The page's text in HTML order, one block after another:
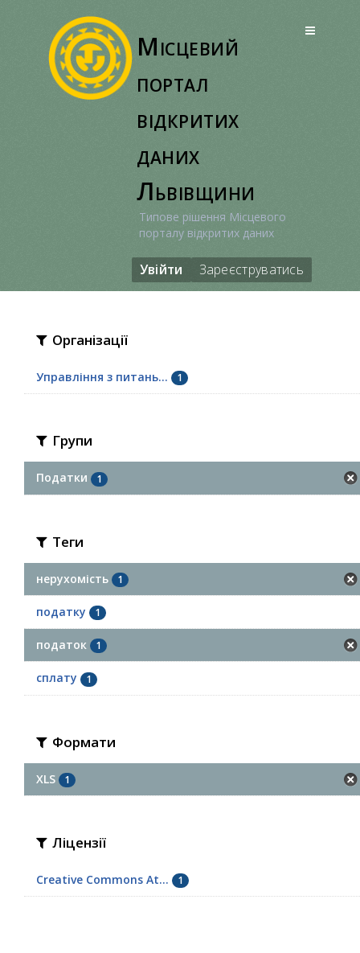
Місцевий
портал
відкритих
даних
Львівщини
Типове рішення Місцевого
порталу відкритих даних
Увійти Зареєструватись
Організації
Управління з питань... 1
Групи
Податки 1
Теги
нерухомість 1
податку 1
податок 1
сплату 1
Формати
XLS 1
Ліцензії
Creative Commons At... 1